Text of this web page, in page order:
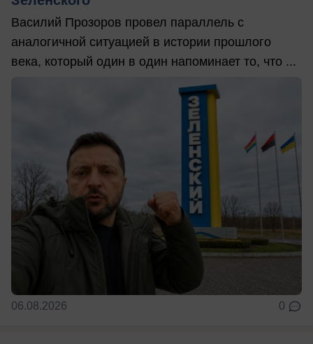
Василий Прозоров провел параллель с
аналогичной ситуацией в истории прошлого
века, который один в один напоминает то, что ...
06.08.2026 0